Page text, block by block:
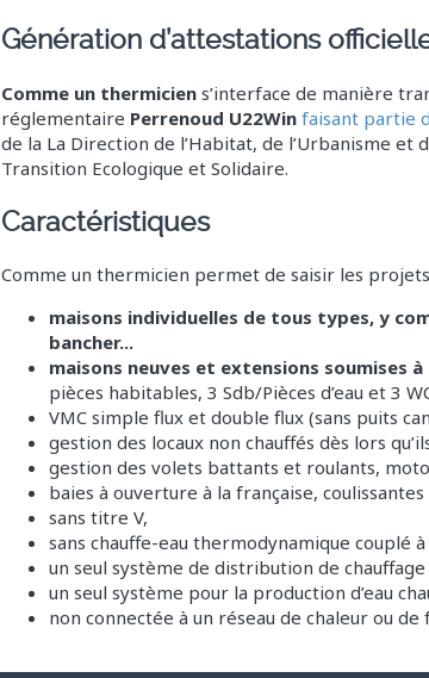
Génération d’attestations
Comme un thermicien s’interface de manière
réglementaire Perrenoud U22Win faisant partie
de la La Direction de l’Habitat, de l’Urbanisme et
Transition Ecologique et Solidaire.
Caractéristiques
Comme un thermicien permet de saisir les
maisons individuelles de tous types, y
bancher...
maisons neuves et extensions soumises à
pièces habitables, 3 Sdb/Pièces d’eau et 3
VMC simple flux et double flux (sans puits
gestion des locaux non chauffés dès lors
gestion des volets battants et roulants,
baies à ouverture à la française,
sans titre V,
sans chauffe-eau thermodynamique couplé
un seul système de distribution de
un seul système pour la production d’eau
non connectée à un réseau de chaleur ou de